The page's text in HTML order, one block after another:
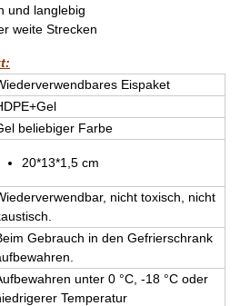
und langlebig
weite Strecken
Eispaket
beliebiger Farbe
20*13*1,5 cm
nicht toxisch, nicht
Gebrauch in den Gefrierschrank
unter 0 °C, -18 °C oder
Temperatur